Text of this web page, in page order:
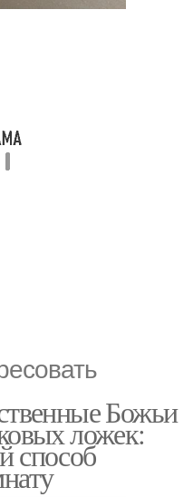
Божьи
ложек:
способ